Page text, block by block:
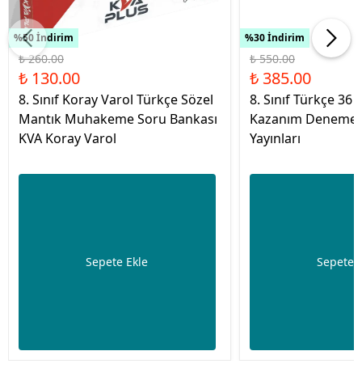
%50 İndirim
₺ 260.00
₺ 130.00
8. Sınıf Koray Varol Türkçe Sözel
Mantık Muhakeme Soru Bankası
KVA Koray Varol
Sepete Ekle
%30 İndirim
₺ 550.00
₺ 385.00
8. Sınıf Türkçe 36
Kazanım
Yayınları
Sepete